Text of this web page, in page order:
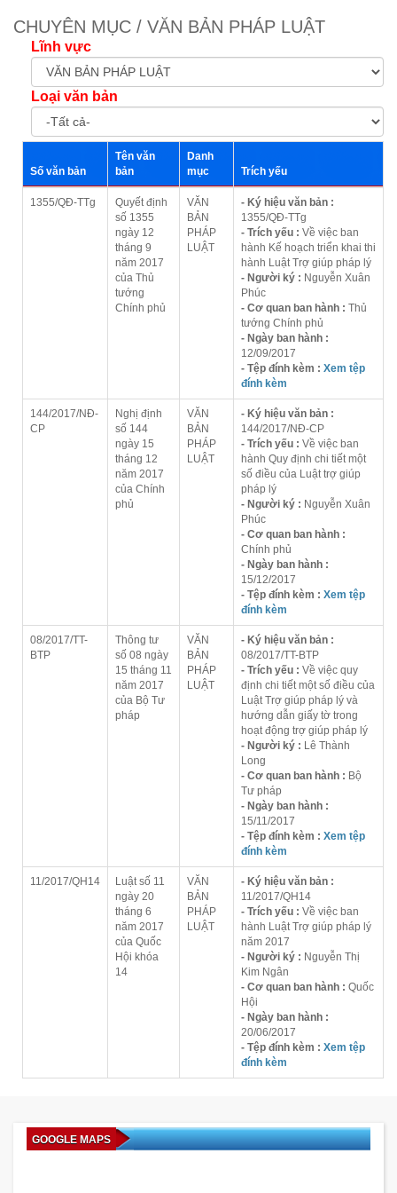
CHUYÊN MỤC / VĂN BẢN PHÁP LUẬT
Lĩnh vực
Loại văn bản
Số văn bản
Tên văn
bản
Danh
mục
Trích yếu
1355/QĐ-TTg
Quyết định
số 1355
ngày 12
tháng 9
năm 2017
của Thủ
tướng
Chính phủ
VĂN
BẢN
PHÁP
LUẬT
- Ký hiệu văn bản :
1355/QĐ-TTg
- Trích yếu : Về việc ban
hành Kế hoạch triển khai thi
hành Luật Trợ giúp pháp lý
- Người ký : Nguyễn Xuân
Phúc
- Cơ quan ban hành : Thủ
tướng Chính phủ
- Ngày ban hành :
12/09/2017
- Tệp đính kèm : Xem tệp
đính kèm
144/2017/NĐ-
CP
Nghị định
số 144
ngày 15
tháng 12
năm 2017
của Chính
phủ
VĂN
BẢN
PHÁP
LUẬT
- Ký hiệu văn bản :
144/2017/NĐ-CP
- Trích yếu : Về việc ban
hành Quy định chi tiết một
số điều của Luật trợ giúp
pháp lý
- Người ký : Nguyễn Xuân
Phúc
- Cơ quan ban hành :
Chính phủ
- Ngày ban hành :
15/12/2017
- Tệp đính kèm : Xem tệp
đính kèm
08/2017/TT-
BTP
Thông tư
số 08 ngày
15 tháng 11
năm 2017
của Bộ Tư
pháp
VĂN
BẢN
PHÁP
LUẬT
- Ký hiệu văn bản :
08/2017/TT-BTP
- Trích yếu : Về việc quy
định chi tiết một số điều của
Luật Trợ giúp pháp lý và
hướng dẫn giấy tờ trong
hoạt động trợ giúp pháp lý
- Người ký : Lê Thành
Long
- Cơ quan ban hành : Bộ
Tư pháp
- Ngày ban hành :
15/11/2017
- Tệp đính kèm : Xem tệp
đính kèm
11/2017/QH14
Luật số 11
ngày 20
tháng 6
năm 2017
của Quốc
Hội khóa
14
VĂN
BẢN
PHÁP
LUẬT
- Ký hiệu văn bản :
11/2017/QH14
- Trích yếu : Về việc ban
hành Luật Trợ giúp pháp lý
năm 2017
- Người ký : Nguyễn Thị
Kim Ngân
- Cơ quan ban hành : Quốc
Hội
- Ngày ban hành :
20/06/2017
- Tệp đính kèm : Xem tệp
đính kèm
GOOGLE MAPS